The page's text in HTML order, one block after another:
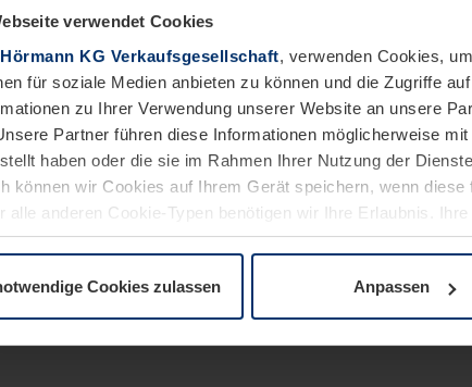
verwendet Cookies
Hörmann KG Verkaufsgesellschaft, verwenden Cookies,
für soziale Medien anbieten zu können und die Zugriffe
zu Ihrer Verwendung unserer Website an unsere
Partner führen diese Informationen möglicherweise
haben oder die sie im Rahmen Ihrer Nutzung der
können wir Cookies auf Ihrem Gerät speichern, wenn
alle anderen Cookie-Typen benötigen wir Ihre Erlaubnis.
auf der SeiteDatenschutzerklärungunserer Website
Cookies zulassen Anpassen